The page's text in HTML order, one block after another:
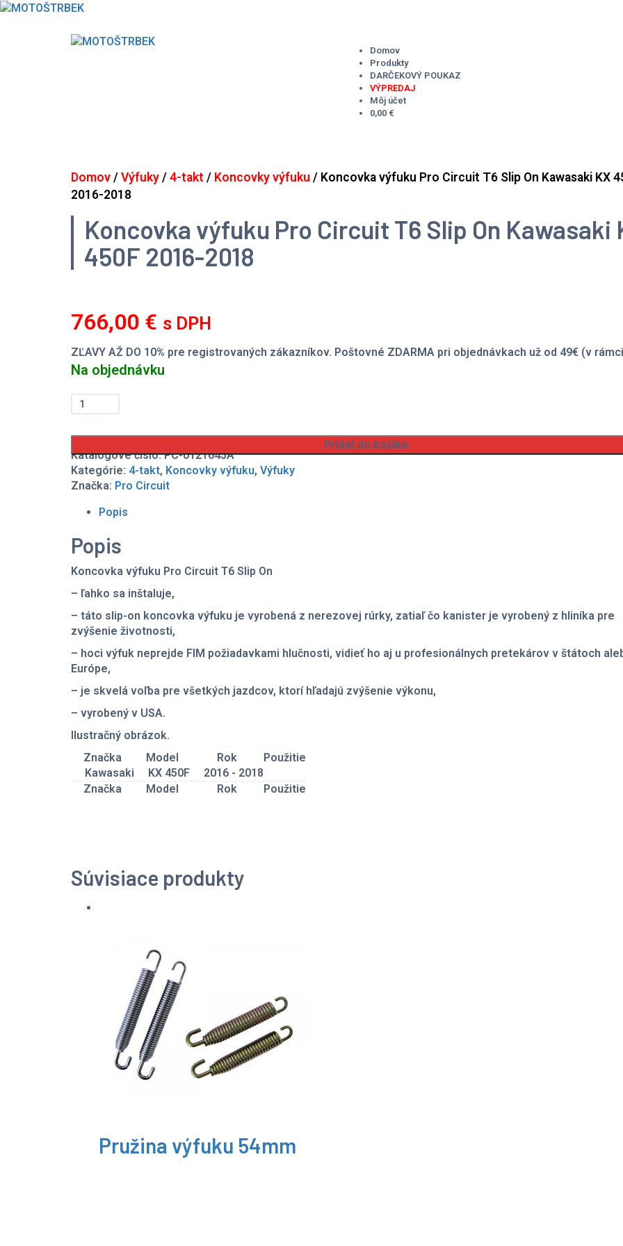
Domov
Produkty
DARČEKOVÝ POUKAZ
VÝPREDAJ
Môj účet
0,00 €
Domov / Výfuky / 4-takt / Koncovky výfuku / Koncovka výfuku Pro Circuit T6 Slip On Kawasaki KX
2016-2018
Koncovka výfuku Pro Circuit T6 Slip On Kawasaki
450F 2016-2018
766,00 € s DPH
ZĽAVY AŽ DO 10% pre registrovaných zákazníkov. Poštovné ZDARMA pri objednávkach už od 49€ (v
Na objednávku
Koncovka
výfuku
Pro
T6
Slip
On
Kawasaki
450F
2016-
2018
Pridať do košíka
Katalógové číslo:PC-0121645A
Kategórie: 4-takt, Koncovky výfuku, Výfuky
Značka: Pro Circuit
Popis
Popis
Koncovka výfuku Pro Circuit T6 Slip On
– ľahko sa inštaluje,
– táto slip-on koncovka výfuku je vyrobená z nerezovej rúrky, zatiaľ čo kanister je vyrobený z hliníka pre
zvýšenie životnosti,
– hoci výfuk neprejde FIM požiadavkami hlučnosti, vidieť ho aj u profesionálnych pretekárov v štátoch
Európe,
– je skvelá voľba pre všetkých jazdcov, ktorí hľadajú zvýšenie výkonu,
– vyrobený v USA.
Ilustračný obrázok.
Značka
Model Rok Použitie
Značka Model Rok Použitie
Kawasaki KX 450F 2016 - 2018
Súvisiace produkty
Pružina výfuku 54mm